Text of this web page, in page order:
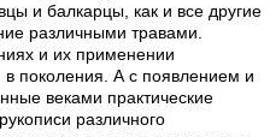
и балкарцы, как и все другие
различными травами.
и их применении
в поколения. А с появлением и
веками практические
различного